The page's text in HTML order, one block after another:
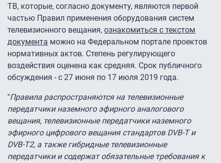
ТВ, которые, согласно документу, являются первой
частью Правил применения оборудования систем
телевизионного вещания, ознакомиться с текстом
документа можно на Федеральном портале проектов
нормативных актов. Степень регулирующего
воздействия оценена как средняя. Срок публичного
обсуждения - с 27 июня по 17 июля 2019 года.
"Правила распространяются на телевизионные
передатчики наземного эфирного аналогового
вещания, телевизионные передатчики наземного
эфирного цифрового вещания стандартов DVB-Т и
DVB-T2, а также гибридные телевизионные
передатчики и содержат обязательные требования к